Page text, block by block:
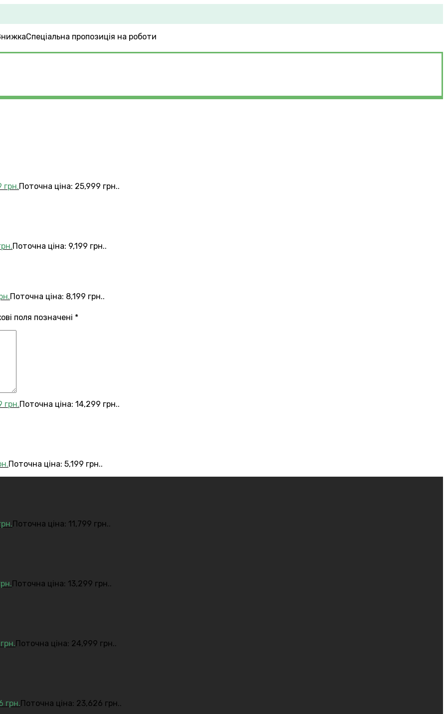
Спеціальна пропозиція на роботи
грн.Поточна ціна: 25,999 грн..
Поточна ціна: 9,199 грн..
Поточна ціна: 8,199 грн..
грн.Поточна ціна: 14,299 грн..
Поточна ціна: 5,199 грн..
Поточна ціна: 11,799 грн..
Поточна ціна: 13,299 грн..
грн. Поточна ціна: 24,999 грн..
грн.Поточна ціна: 23,626 грн..
поля позначені *